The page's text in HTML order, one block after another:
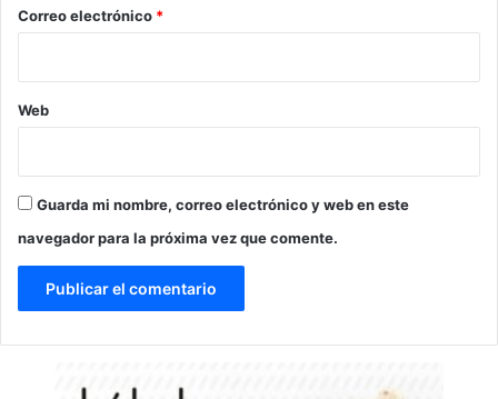
*
Correo electrónico *
Web
Guarda mi nombre, correo electrónico y web en este
navegador para la próxima vez que comente.